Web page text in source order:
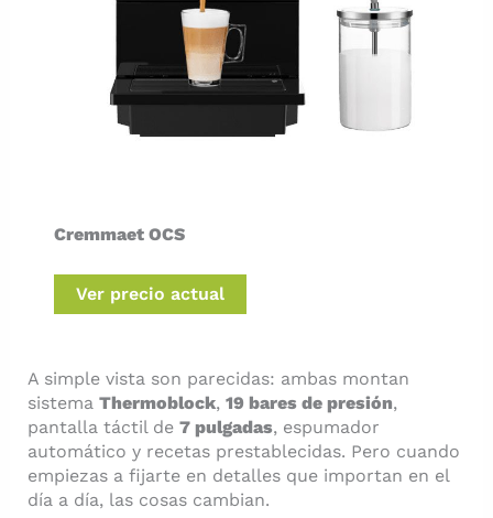
Cremmaet OCS
Ver precio actual
A simple vista son parecidas: ambas montan
sistema Thermoblock, 19 bares de presión,
pantalla táctil de 7 pulgadas, espumador
automático y recetas prestablecidas. Pero cuando
empiezas a fijarte en detalles que importan en el
día a día, las cosas cambian.